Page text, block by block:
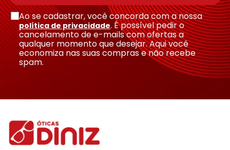
Ao se cadastrar, você concorda com a nossa
política de privacidade. É possível pedir o
cancelamento de e-mails com ofertas a
qualquer momento que desejar. Aqui você
economiza nas suas compras e não recebe
spam.